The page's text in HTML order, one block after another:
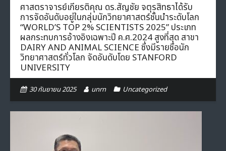
ศาสตราจารย์เกียรติคุณ ดร.สัญชัย จตุรสิทธาได้รับ
การจัดอันดับอยู่ในกลุ่มนักวิทยาศาสตร์ชั้นนำระดับโลก
“WORLD’S TOP 2% SCIENTISTS 2025” ประเภท
ผลกระทบการอ้างอิงเฉพาะปี ค.ศ.2024 สูงที่สุด สาขา
DAIRY AND ANIMAL SCIENCE ซึ่งมีรายชื่อนัก
วิทยาศาสตร์ทั่วโลก จัดอันดับโดย STANFORD
UNIVERSITY
30 กันยายน 2025 unrn Uncategorized